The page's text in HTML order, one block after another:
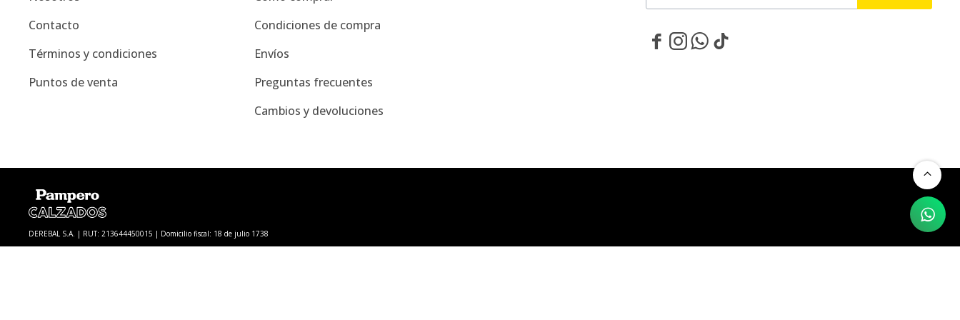
Contacto
Términos y condiciones
Puntos de venta
Condiciones de compra
Envíos
Preguntas frecuentes
Cambios y devoluciones
   
DEREBAL S.A. | RUT: 213644450015 | Domicilio fiscal: 18 de julio 1738